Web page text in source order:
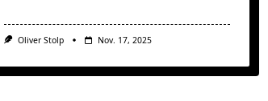
Oliver Stolp Nov. 17, 2025